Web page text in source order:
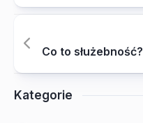
Co to służebność?
Kategorie